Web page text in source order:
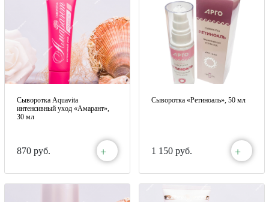
Сыворотка Aquavita
интенсивный уход «Амарант»,
30 мл
870 руб. +
Сыворотка «Ретиноаль», 50 мл
1 150 руб. +